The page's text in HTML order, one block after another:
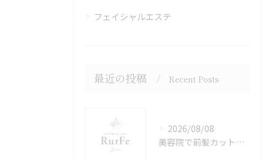
フェイシャルエステ
最近の投稿 Recent Posts
2026/08/08
美容院で前髪カットも安心八事日赤・八事エリアで自分に合う昭和区サロン選び方